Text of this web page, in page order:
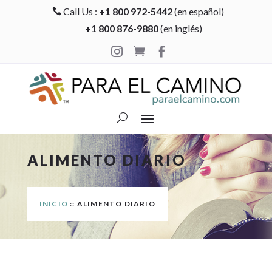
 Call Us : +1 800 972-5442(en español)
+1 800 876-9880(en inglés)

 
ALIMENTO DIARIO
INICIO :: ALIMENTO DIARIO